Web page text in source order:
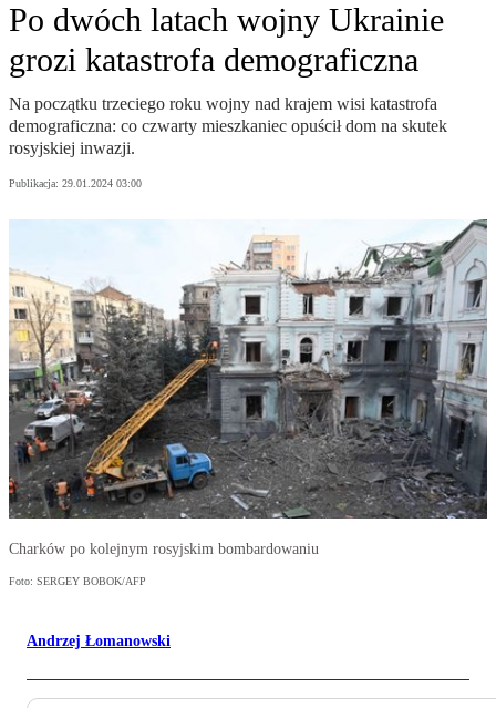
Po dwóch latach wojny Ukrainie
grozi katastrofa demograficzna
Na początku trzeciego roku wojny nad krajem wisi katastrofa
demograficzna: co czwarty mieszkaniec opuścił dom na skutek
rosyjskiej inwazji.
Publikacja: 29.01.2024 03:00
Charków po kolejnym rosyjskim bombardowaniu
Foto: SERGEY BOBOK/AFP
Andrzej Łomanowski